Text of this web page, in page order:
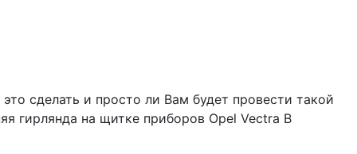
сделать и просто ли Вам будет провести такой
гирлянда на щитке приборов Opel Vectra B